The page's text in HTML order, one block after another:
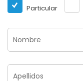
Particular